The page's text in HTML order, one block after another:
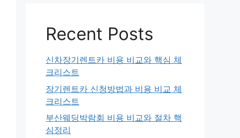
Recent Posts
신차장기렌트카 비용 비교와 핵심 체
크리스트
장기렌트카 신청방법과 비용 비교 체
크리스트
부산웨딩박람회 비용 비교와 절차 핵
심정리